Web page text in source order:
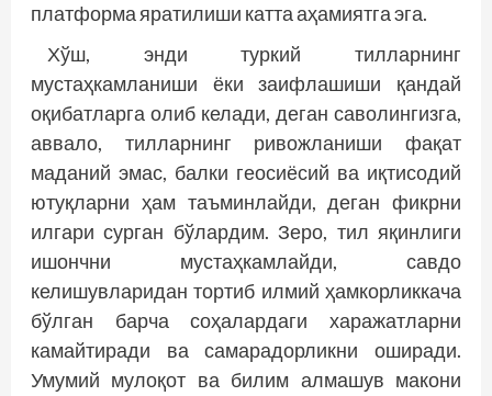
платформа яратилиши катта аҳамиятга эга.
Хўш, энди туркий тилларнинг
мустаҳкамланиши ёки заифлашиши қандай
оқибатларга олиб келади, деган саволингизга,
аввало, тилларнинг ривожланиши фақат
маданий эмас, балки геосиёсий ва иқтисодий
ютуқларни ҳам таъминлайди, деган фикрни
илгари сурган бўлардим. Зеро, тил яқинлиги
ишончни мустаҳкамлайди, савдо
келишувларидан тортиб илмий ҳамкорликкача
бўлган барча соҳалардаги харажатларни
камайтиради ва самарадорликни оширади.
Умумий мулоқот ва билим алмашув макони